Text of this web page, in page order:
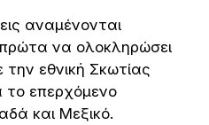
αναμένονται
να ολοκληρώσει
την εθνική Σκωτίας
το επερχόμενο
και Μεξικό.